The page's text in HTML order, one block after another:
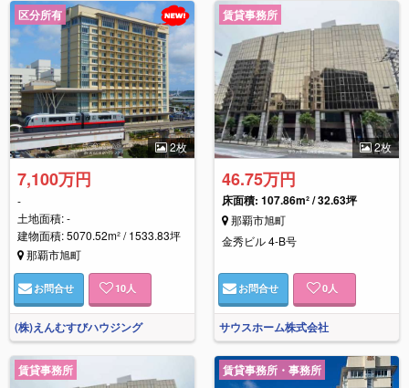
2枚
区分所有
7,100万円
-
土地面積: -
建物面積: 5070.52m² / 1533.83坪
那覇市旭町
お問合せ 10人
(株)えんむすびハウジング
2枚
賃貸事務所
46.75万円
床面積: 107.86m² / 32.63坪
那覇市旭町
金秀ビル 4-B号
お問合せ 0人
サウスホーム株式会社
賃貸事務所 賃貸事務所・事務所